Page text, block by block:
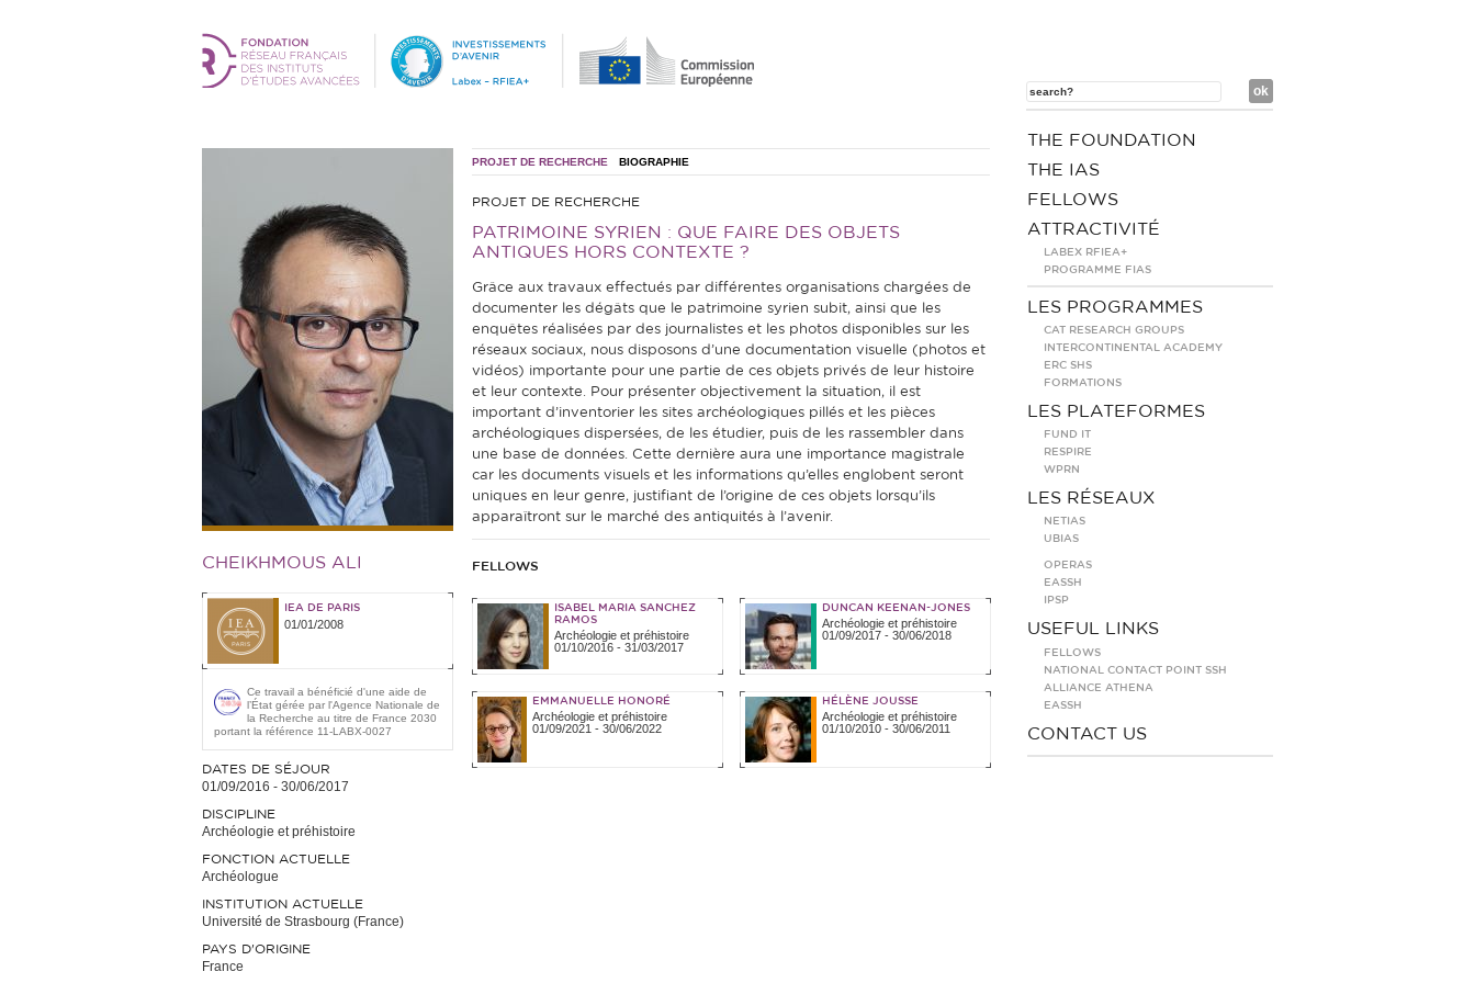
CHEIKHMOUS ALI
IEA DE PARIS
01/01/2008
Ce travail a bénéficié d'une aide de
l’État gérée par l'Agence Nationale de
la Recherche au titre de France 2030
portant la référence 11-LABX-0027
DATES DE SÉJOUR
01/09/2016 - 30/06/2017
DISCIPLINE
Archéologie et préhistoire
FONCTION ACTUELLE
Archéologue
INSTITUTION ACTUELLE
Université de Strasbourg (France)
PAYS D'ORIGINE
France
PROJET DE RECHERCHE BIOGRAPHIE
PROJET DE RECHERCHE
PATRIMOINE SYRIEN : QUE FAIRE DES OBJETS
ANTIQUES HORS CONTEXTE ?
Grâce aux travaux effectués par différentes organisations chargées de
documenter les dégâts que le patrimoine syrien subit, ainsi que les
enquêtes réalisées par des journalistes et les photos disponibles sur les
réseaux sociaux, nous disposons d’une documentation visuelle (photos et
vidéos) importante pour une partie de ces objets privés de leur histoire
et leur contexte. Pour présenter objectivement la situation, il est
important d’inventorier les sites archéologiques pillés et les pièces
archéologiques dispersées, de les étudier, puis de les rassembler dans
une base de données. Cette dernière aura une importance magistrale
car les documents visuels et les informations qu’elles englobent seront
uniques en leur genre, justifiant de l’origine de ces objets lorsqu’ils
apparaîtront sur le marché des antiquités à l’avenir.
FELLOWS
ISABEL MARIA SANCHEZ
RAMOS
Archéologie et préhistoire
01/10/2016- 31/03/2017
DUNCAN KEENAN-JONES
Archéologie et préhistoire
01/09/2017- 30/06/2018
EMMANUELLE HONORÉ
Archéologie et préhistoire
01/09/2021 - 30/06/2022
HÉLÈNE JOUSSE
Archéologie et préhistoire
01/10/2010- 30/06/2011
THE FOUNDATION
THE IAS
FELLOWS
ATTRACTIVITÉ
LABEX RFIEA+
PROGRAMME FIAS
LES PROGRAMMES
CAT RESEARCH GROUPS
INTERCONTINENTAL ACADEMY
ERC SHS
FORMATIONS
LES PLATEFORMES
FUND IT
RESPIRE
WPRN
LES RÉSEAUX
NETIAS
UBIAS
OPERAS
EASSH
IPSP
USEFUL LINKS
FELLOWS
NATIONAL CONTACT POINT SSH
ALLIANCE ATHENA
EASSH
CONTACT US